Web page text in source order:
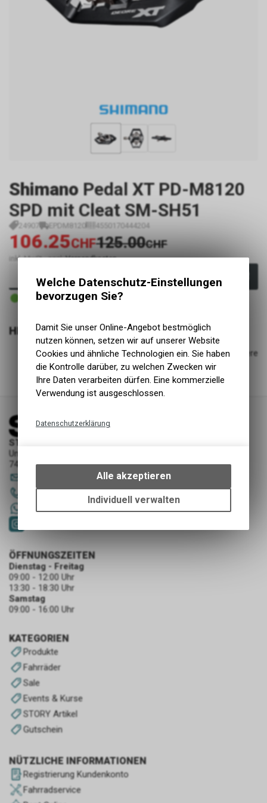
Shimano Pedal XT PD-M8120
SPD mit Cleat SM-SH51
24907 EPDM8120 4550170444204
106.25CHF125.00CHF
inkl. MwSt., zzgl.Versandkosten
In den Warenkorb
4 - 5 Tage ab externem Lager
Versand
HIGHLIGHTS
Breitere und längere Schuauflagefläche sorge für eine
effiziente und bessere Kraftübertragung und eine bessere
Steuerung
STORY Sportwerkstatt - Thusis
Unterer Rosenbühl 7
7430 Thusis
story-thusis.ch
081 651 52 53
+41 79 4679536
KATEGORIEN
Produkte
Fahrräder
Sale
Events & Kurse
STORY Artikel
Gutschein
NÜTZLICHE INFORMATIONEN
Registrierung Kundenkonto
Fahrradservice
ÖFFNUNGSZEITEN
Dienstag - Freitag
09:00 - 12:00 Uhr
13:30 - 18:30 Uhr
Samstag
09:00 - 16:00 Uhr
Welche Datenschutz-Einstellungen
bevorzugen Sie?
Damit Sie unser Online-Angebot bestmöglich
nutzen können, setzen wir auf unserer Website
Cookies und ähnliche Technologien ein. Sie haben
die Kontrolle darüber, zu welchen Zwecken wir
Ihre Daten verarbeiten dürfen. Eine kommerzielle
Verwendung ist ausgeschlossen.
Datenschutzerklärung
bestimmte Interaktionen und
Einstellungen auf Ihrem Gerät,
um die grundlegenden
Funktionen unseres Online-
Alle akzeptieren
Individuell verwalten